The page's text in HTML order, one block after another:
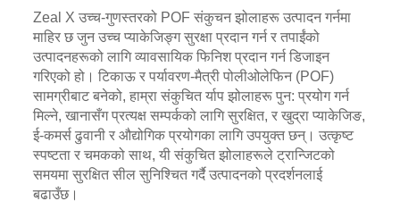
Zeal X उच्च-गुणस्तरको POF संकुचन झोलाहरू उत्पादन गर्नमा
माहिर छ जुन उच्च प्याकेजिङ्ग सुरक्षा प्रदान गर्न र तपाईंको
उत्पादनहरूको लागि व्यावसायिक फिनिश प्रदान गर्न डिजाइन
गरिएको हो। टिकाऊ र पर्यावरण-मैत्री पोलीओलेफिन (POF)
सामग्रीबाट बनेको, हाम्रा संकुचित र्याप झोलाहरू पुन: प्रयोग गर्न
मिल्ने, खानासँग प्रत्यक्ष सम्पर्कको लागि सुरक्षित, र खुद्रा प्याकेजिङ,
ई-कमर्स ढुवानी र औद्योगिक प्रयोगका लागि उपयुक्त छन्। उत्कृष्ट
स्पष्टता र चमकको साथ, यी संकुचित झोलाहरूले ट्रान्जिटको
समयमा सुरक्षित सील सुनिश्चित गर्दै उत्पादनको प्रदर्शनलाई
बढाउँछ।